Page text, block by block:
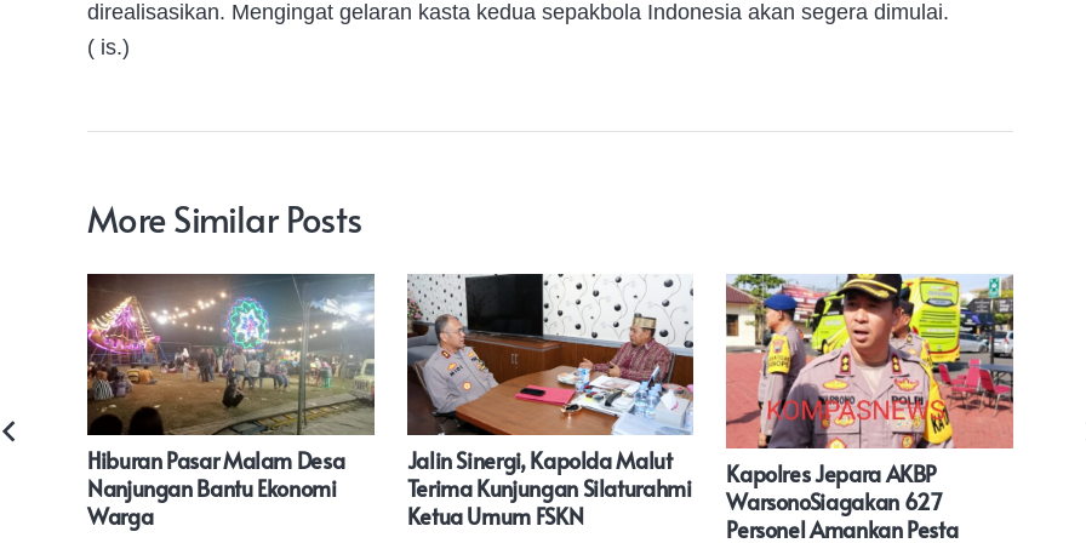
direalisasikan. Mengingat gelaran kasta kedua sepakbola Indonesia akan segera dimulai.
( is.)
More Similar Posts
Hiburan Pasar Malam Desa
Nanjungan Bantu Ekonomi
Warga
Jalin Sinergi, Kapolda Malut
Terima Kunjungan Silaturahmi
Ketua Umum FSKN
Kapolres Jepara AKBP
WarsonoSiagakan 627
Personel Amankan Pesta